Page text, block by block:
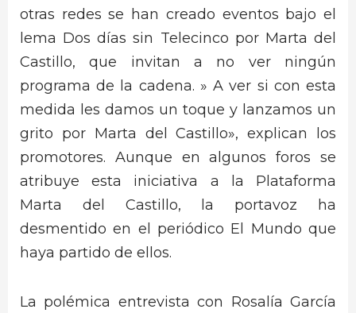
otras redes se han creado eventos bajo el
lema Dos días sin Telecinco por Marta del
Castillo, que invitan a no ver ningún
programa de la cadena. » A ver si con esta
medida les damos un toque y lanzamos un
grito por Marta del Castillo», explican los
promotores. Aunque en algunos foros se
atribuye esta iniciativa a la Plataforma
Marta del Castillo, la portavoz ha
desmentido en el periódico El Mundo que
haya partido de ellos.
La polémica entrevista con Rosalía García